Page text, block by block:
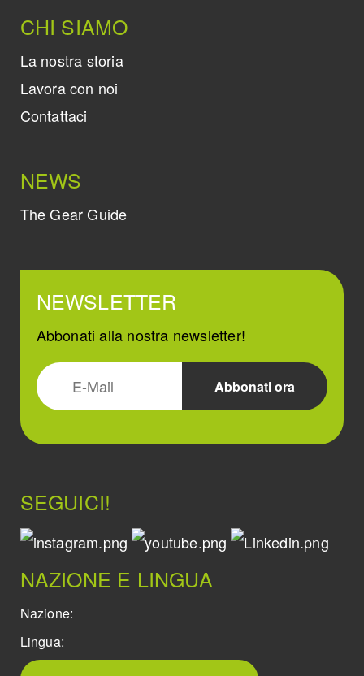
CHI SIAMO
La nostra storia
Lavora con noi
Contattaci
NEWS
The Gear Guide
NEWSLETTER
Abbonati alla nostra newsletter!
SEGUICI!
NAZIONE E LINGUA
Nazione:
Lingua: